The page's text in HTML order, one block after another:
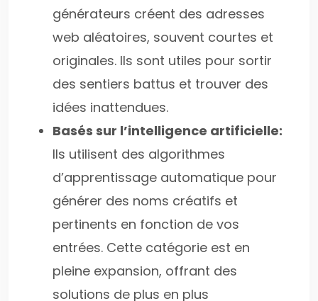
générateurs créent des adresses
web aléatoires, souvent courtes et
originales. Ils sont utiles pour sortir
des sentiers battus et trouver des
idées inattendues.
Basés sur l’intelligence artificielle:
Ils utilisent des algorithmes
d’apprentissage automatique pour
générer des noms créatifs et
pertinents en fonction de vos
entrées. Cette catégorie est en
pleine expansion, offrant des
solutions de plus en plus